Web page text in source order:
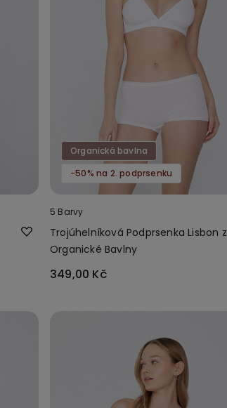
Organická bavlna
-50% na 2. podprsenku
5 Barvy
Trojúhelníková Podprsenka Lisbon z
Organické Bavlny
349,00 Kč